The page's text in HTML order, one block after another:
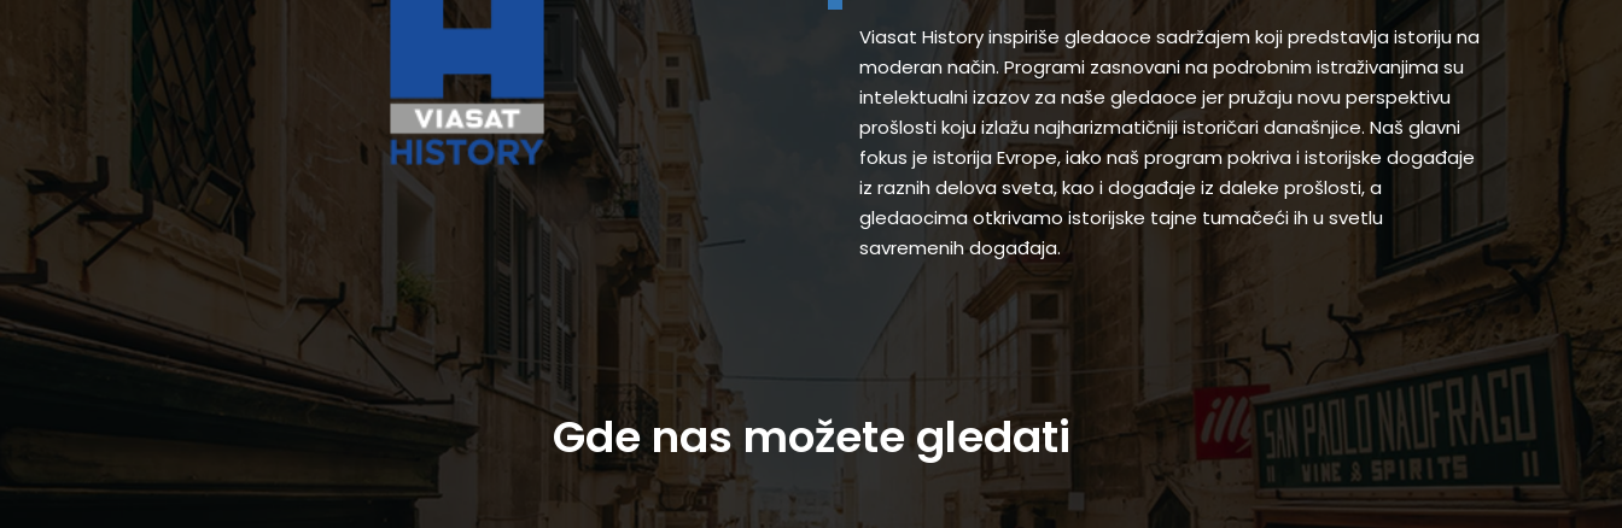
Viasat History inspiriše gledaoce sadržajem koji predstavlja istoriju na
moderan način. Programi zasnovani na podrobnim istraživanjima su
intelektualni izazov za naše gledaoce jer pružaju novu perspektivu
prošlosti koju izlažu najharizmatičniji istoričari današnjice. Naš glavni
fokus je istorija Evrope, iako naš program pokriva i istorijske događaje
iz raznih delova sveta, kao i događaje iz daleke prošlosti, a
gledaocima otkrivamo istorijske tajne tumačeći ih u svetlu
savremenih događaja.
Gde nas možete gledati